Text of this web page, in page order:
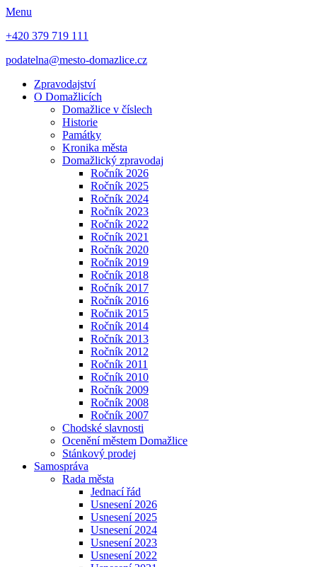
Menu
+420 379 719 111
podatelna@mesto-domazlice.cz
Zpravodajství
O Domažlicích
Domažlice v číslech
Historie
Památky
Kronika města
Domažlický zpravodaj
Ročník 2026
Ročník 2025
Ročník 2024
Ročník 2023
Ročník 2022
Ročník 2021
Ročník 2020
Ročník 2019
Ročník 2018
Ročník 2017
Ročník 2016
Ročnik 2015
Ročník 2014
Ročník 2013
Ročník 2012
Ročník 2011
Ročník 2010
Ročník 2009
Ročník 2008
Ročník 2007
Chodské slavnosti
Ocenění městem Domažlice
Stánkový prodej
Samospráva
Rada města
Jednací řád
Usnesení 2026
Usnesení 2025
Usnesení 2024
Usnesení 2023
Usnesení 2022